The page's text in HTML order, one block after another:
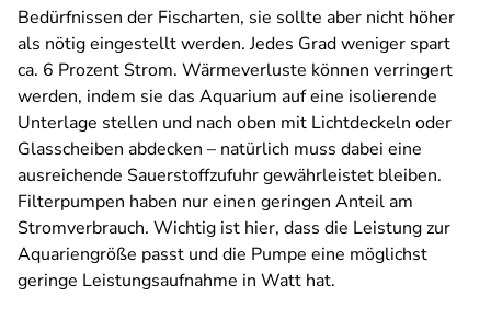
Bedürfnissen der Fischarten, sie sollte aber nicht höher
als nötig eingestellt werden. Jedes Grad weniger spart
ca. 6 Prozent Strom. Wärmeverluste können verringert
werden, indem sie das Aquarium auf eine isolierende
Unterlage stellen und nach oben mit Lichtdeckeln oder
Glasscheiben abdecken – natürlich muss dabei eine
ausreichende Sauerstoffzufuhr gewährleistet bleiben.
Filterpumpen haben nur einen geringen Anteil am
Stromverbrauch. Wichtig ist hier, dass die Leistung zur
Aquariengröße passt und die Pumpe eine möglichst
geringe Leistungsaufnahme in Watt hat.